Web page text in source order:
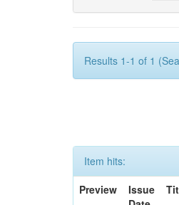
Results 1-1 of 1
Item hits:
Preview
Issue